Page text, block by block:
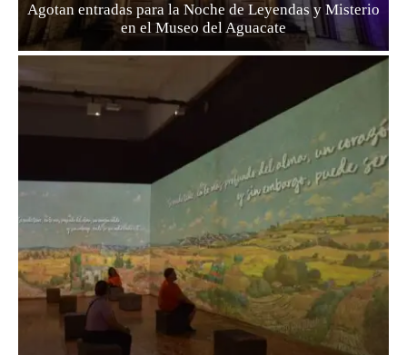
Agotan entradas para la Noche de Leyendas y Misterio
en el Museo del Aguacate